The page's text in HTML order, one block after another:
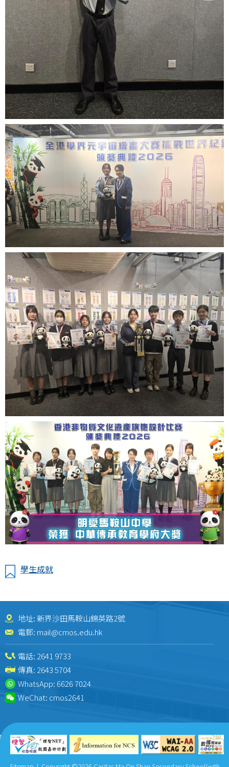
學生成就
地址: 新界沙田馬鞍山錦英路2號
電郵: mail@cmos.edu.hk
電話: 2641 9733
傳真: 2643 5704
WhatsApp:6626 7024
WeChat: cmos2641